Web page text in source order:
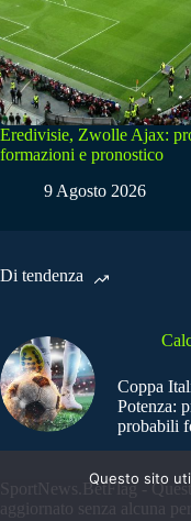
Eredivisie, Zwolle Ajax:
formazioni e pronostico
9 Agosto 2026
Di tendenza
Coppa
Potenza:
probabili
SportNews.BetFlag -
aggiornato senza alcuna
Questo sito